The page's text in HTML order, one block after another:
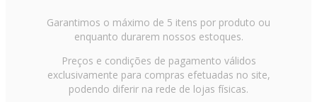
Garantimos o máximo de 5 itens por produto ou
enquanto durarem nossos estoques.
Preços e condições de pagamento válidos
exclusivamente para compras efetuadas no site,
podendo diferir na rede de lojas físicas.